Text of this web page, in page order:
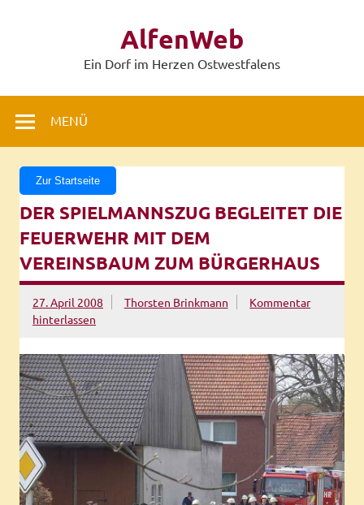
AlfenWeb
Ein Dorf im Herzen Ostwestfalens
MENÜ
Zur Startseite
DER SPIELMANNSZUG BEGLEITET DIE
FEUERWEHR MIT DEM
VEREINSBAUM ZUM BÜRGERHAUS
27. April 2008 Thorsten Brinkmann
Kommentar
hinterlassen